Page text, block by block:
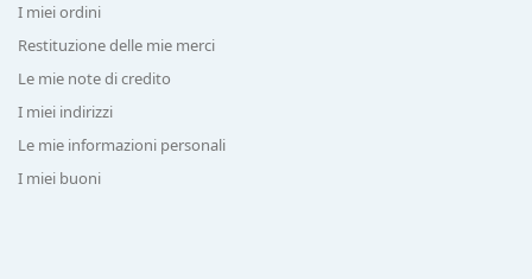
I miei ordini
Restituzione delle mie merci
Le mie note di credito
I miei indirizzi
Le mie informazioni personali
I miei buoni